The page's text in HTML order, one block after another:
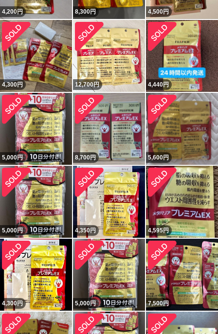
4,200円 8,300円 4,500円
4,300円 12,700円 4,440円
5,000円 8,700円 5,600円
5,000円 4,350円 4,595円
4,300円 5,000円 7,500円